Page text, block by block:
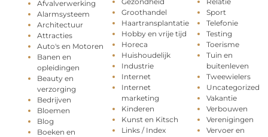
Afvalverwerking
Alarmsysteem
Architectuur
Attracties
Auto's en Motoren
Banen en
opleidingen
Beauty en
verzorging
Bedrijven
Bloemen
Blog
Boeken en
Groothandel
Haartransplantatie
Hobby en vrije tijd
Horeca
Huishoudelijk
Industrie
Internet
Internet
marketing
Kinderen
Kunst en Kitsch
Links / Index
Sport
Telefonie
Testing
Toerisme
Tuin en
buitenleven
Tweewielers
Uncategorized
Vakantie
Verbouwen
Verenigingen
Vervoer en